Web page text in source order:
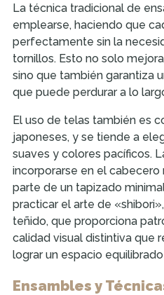
La técnica tradicional de
emplearse, haciendo que
perfectamente sin la
tornillos. Esto no solo
sino que también garantiza
que puede perdurar a lo
El uso de telas también es
japoneses, y se tiende a
suaves y colores pacíficos.
incorporarse en el
parte de un tapizado
practicar el arte de
teñido, que proporciona
calidad visual distintiva que
lograr un espacio
Ensambles y